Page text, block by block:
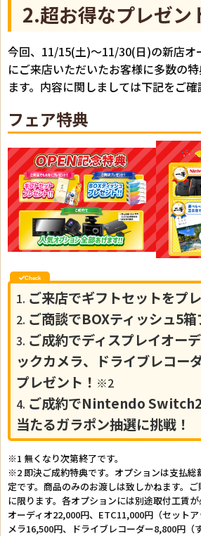
2.超お得なプレゼ
今回、11/15(土)～11/30(日)の新店オ
にご来店いただいたお客様に多数の
ます。内容に関しましては下記をご確
フェア特典
1. ご来店でギフトセットをプ
2. ご商談でBOXティッシュ5箱
3. ご成約でディスプレイオー
ックカメラ、ドライブレコー
プレゼント！ ※2
4. ご成約でNintendo
当たるガラポン抽選に挑戦！
※1 無くなり次第終了です。
※2 即決ご成約特典です。オプションは支払総
定です。商品のみのお渡しは致しかねます。
に限ります。各オプションには別途取付工賃
オーディオ22,000円、ETC11,000円（セット
メラ16,500円、ドライブレコーダー8,800円（